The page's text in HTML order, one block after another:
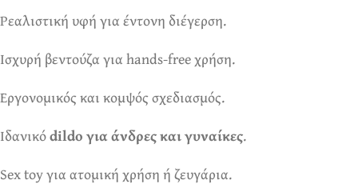
Ρεαλιστική υφή για έντονη διέγερση.
Ισχυρή βεντούζα για hands-free χρήση.
Εργονομικός και κομψός σχεδιασμός.
Ιδανικόdildo για άνδρες και γυναίκες.
Sex toy για ατομική χρήση ή ζευγάρια.